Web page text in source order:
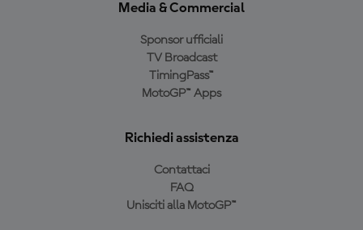
Media & Commercial
Sponsor ufficiali
TV Broadcast
TimingPass™
MotoGP™ Apps
Richiedi assistenza
Contattaci
FAQ
Unisciti alla MotoGP™